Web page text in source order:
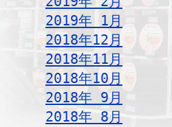
2019年 1月
2018年12月
2018年11月
2018年10月
2018年 9月
2018年 8月